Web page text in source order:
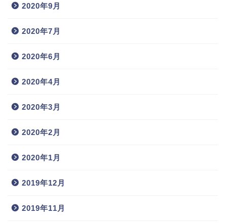
2020年9月
2020年7月
2020年6月
2020年4月
2020年3月
2020年2月
2020年1月
2019年12月
2019年11月